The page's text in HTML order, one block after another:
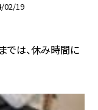
02/19
では、休み時間に